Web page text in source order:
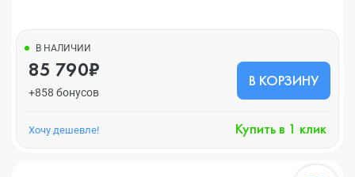
В НАЛИЧИИ
85 790₽
+858 бонусов
В КОРЗИНУ
Хочу дешевле! Купить в 1 клик